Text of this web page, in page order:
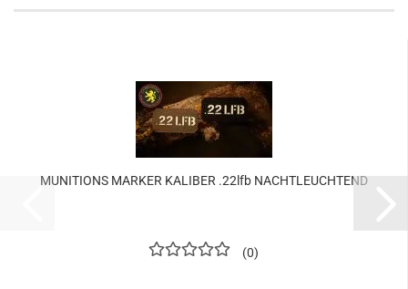
MUNITIONS MARKER KALIBER .22lfb NACHTLEUCHTEND
0